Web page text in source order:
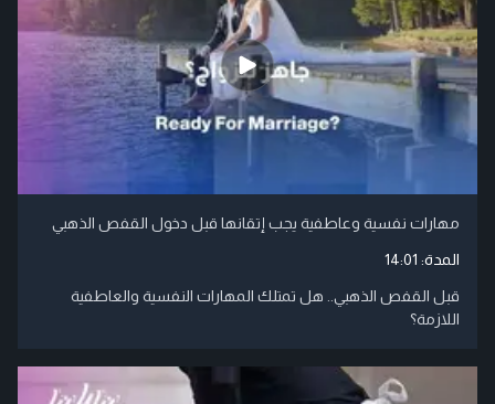
مهارات نفسية وعاطفية يجب إتقانها قبل دخول القفص الذهبي
المدة: 14:01
قبل القفص الذهبي.. هل تمتلك المهارات النفسية والعاطفية
اللازمة؟